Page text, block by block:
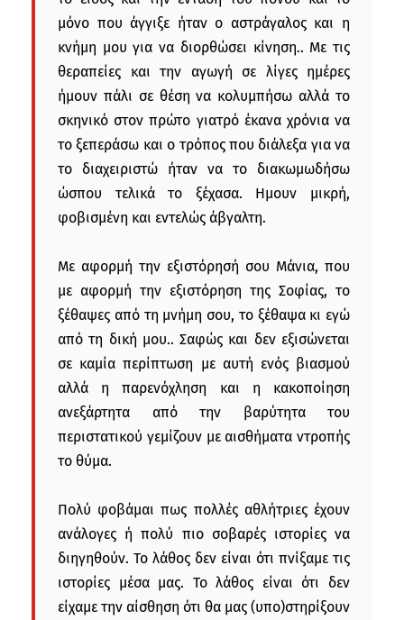
μόνο που άγγιξε ήταν ο αστράγαλος και η
κνήμη μου για να διορθώσει κίνηση.. Με τις
θεραπείες και την αγωγή σε λίγες ημέρες
ήμουν πάλι σε θέση να κολυμπήσω αλλά το
σκηνικό στον πρώτο γιατρό έκανα χρόνια να
το ξεπεράσω και ο τρόπος που διάλεξα για να
το διαχειριστώ ήταν να το διακωμωδήσω
ώσπου τελικά το ξέχασα. Ημουν μικρή,
φοβισμένη και εντελώς άβγαλτη.
Με αφορμή την εξιστόρησή σου Μάνια, που
με αφορμή την εξιστόρηση της Σοφίας, το
ξέθαψες από τη μνήμη σου, το ξέθαψα κι εγώ
από τη δική μου.. Σαφώς και δεν εξισώνεται
σε καμία περίπτωση με αυτή ενός βιασμού
αλλά η παρενόχληση και η κακοποίηση
ανεξάρτητα από την βαρύτητα του
περιστατικού γεμίζουν με αισθήματα ντροπής
το θύμα.
Πολύ φοβάμαι πως πολλές αθλήτριες έχουν
ανάλογες ή πολύ πιο σοβαρές ιστορίες να
διηγηθούν. Το λάθος δεν είναι ότι πνίξαμε τις
ιστορίες μέσα μας. Το λάθος είναι ότι δεν
είχαμε την αίσθηση ότι θα μας (υπο)στηρίξουν